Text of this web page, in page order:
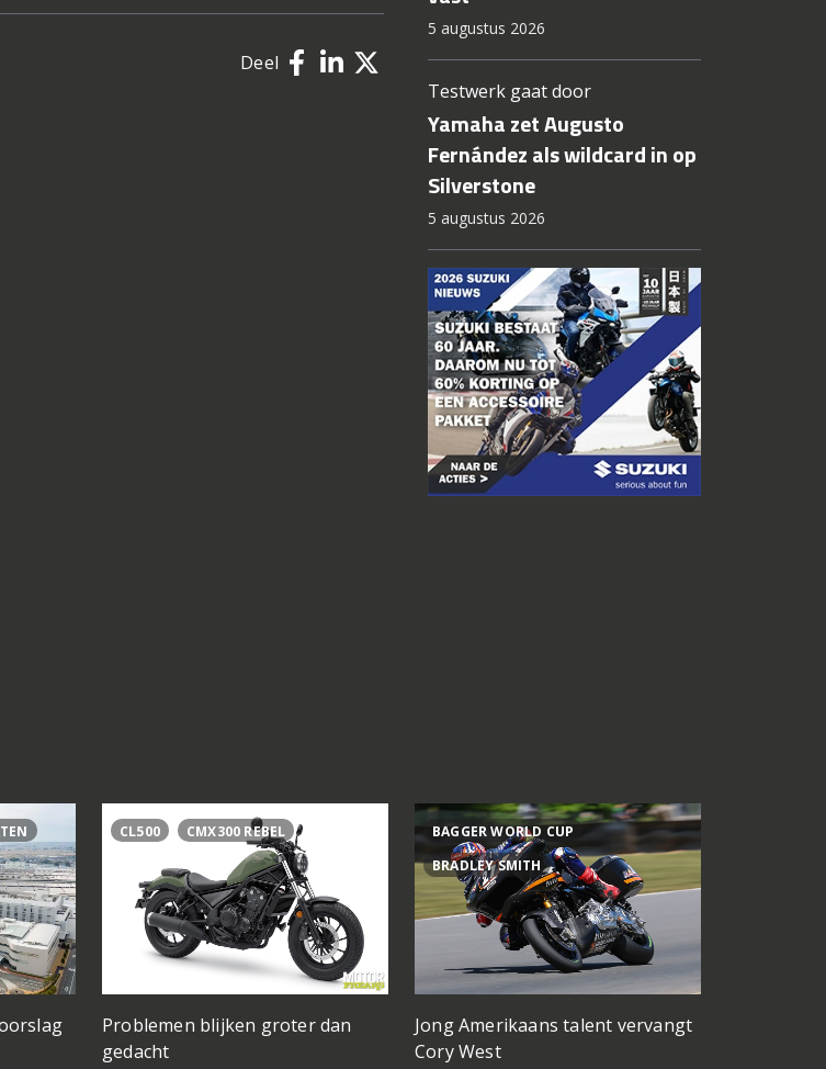
Deel
5 augustus 2026
Testwerk gaat door
Yamaha zet Augusto
Fernández als wildcard in op
Silverstone
5 augustus 2026
CL500 CMX300 REBEL
Problemen blijken groter dan
gedacht
BAGGER WORLD CUP
BRADLEY SMITH
Jong Amerikaans talent vervangt
Cory West